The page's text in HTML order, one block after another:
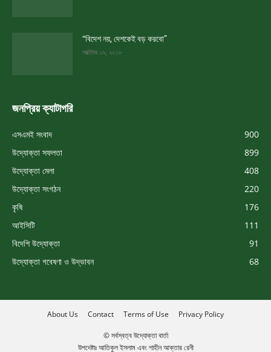
“বিদেশ নয়, দেশকেই বড় করবো”
অক্টোবর ১৯, ২০১৮
জনপ্রিয় ক্যাটাগরি
এসএমই সংবাদ
900
উদ্যোক্তা সফলতা
899
উদ্যোক্তা মেলা
408
উদ্যোক্তা সংগঠন
220
কৃষি
176
আইসিটি
111
বিদেশি উদ্যোক্তা
91
উদ্যোক্তা গবেষণা ও উদ্ভাবন
68
About Us Contact Terms of Use Privacy Policy
© সর্বস্বত্ব উদ্যোক্তা বার্তা
উপদেষ্টাঃ আতিকুল ইসলাম এবং শাহীন আক্তার রেনী